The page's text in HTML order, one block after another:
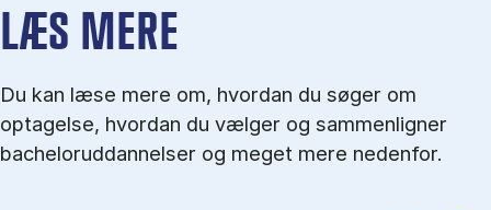
LÆS MERE
Du kan læse mere om, hvordan du søger om
optagelse, hvordan du vælger og sammenligner
bacheloruddannelser og meget mere nedenfor.